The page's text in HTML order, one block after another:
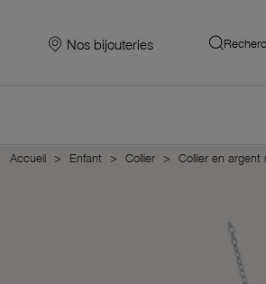
Nos bijouteries
Accueil Enfant Collier Collier en argent